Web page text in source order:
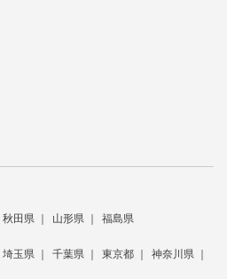
秋田県 山形県
福島県
埼玉県 千葉県 東京都
神奈川県